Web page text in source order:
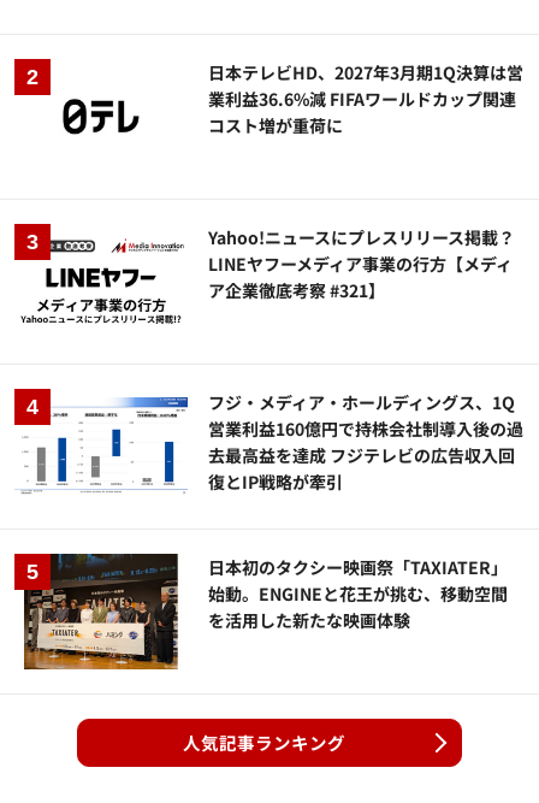
日本テレビHD、2027年3月期1Q決算は営
業利益36.6%減 FIFAワールドカップ関連
コスト増が重荷に
Yahoo!ニュースにプレスリリース掲載？
LINEヤフーメディア事業の行方【メディ
ア企業徹底考察 #321】
フジ・メディア・ホールディングス、1Q
営業利益160億円で持株会社制導入後の過
去最高益を達成 フジテレビの広告収入回
復とIP戦略が牽引
日本初のタクシー映画祭「TAXIATER」
始動。ENGINEと花王が挑む、移動空間
を活用した新たな映画体験
人気記事ランキング